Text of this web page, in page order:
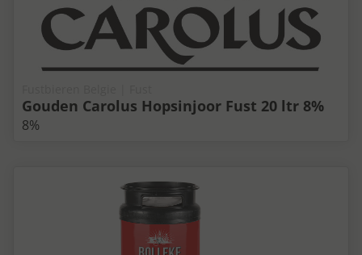
Gouden Carolus Hopsinjoor Fust 20 ltr 8%
8%